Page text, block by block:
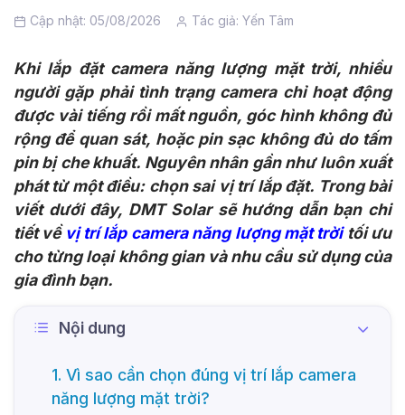
Cập nhật: 05/08/2026 Tác giả: Yến Tâm
Khi lắp đặt camera năng lượng mặt trời, nhiều
người gặp phải tình trạng camera chỉ hoạt động
được vài tiếng rồi mất nguồn, góc hình không đủ
rộng để quan sát, hoặc pin sạc không đủ do tấm
pin bị che khuất. Nguyên nhân gần như luôn xuất
phát từ một điều: chọn sai vị trí lắp đặt. Trong bài
viết dưới đây, DMT Solar sẽ hướng dẫn bạn chi
tiết vềvị trí lắp camera năng lượng mặt trờitối ưu
cho từng loại không gian và nhu cầu sử dụng của
gia đình bạn.
Nội dung
1. Vì sao cần chọn đúng vị trí lắp camera
năng lượng mặt trời?